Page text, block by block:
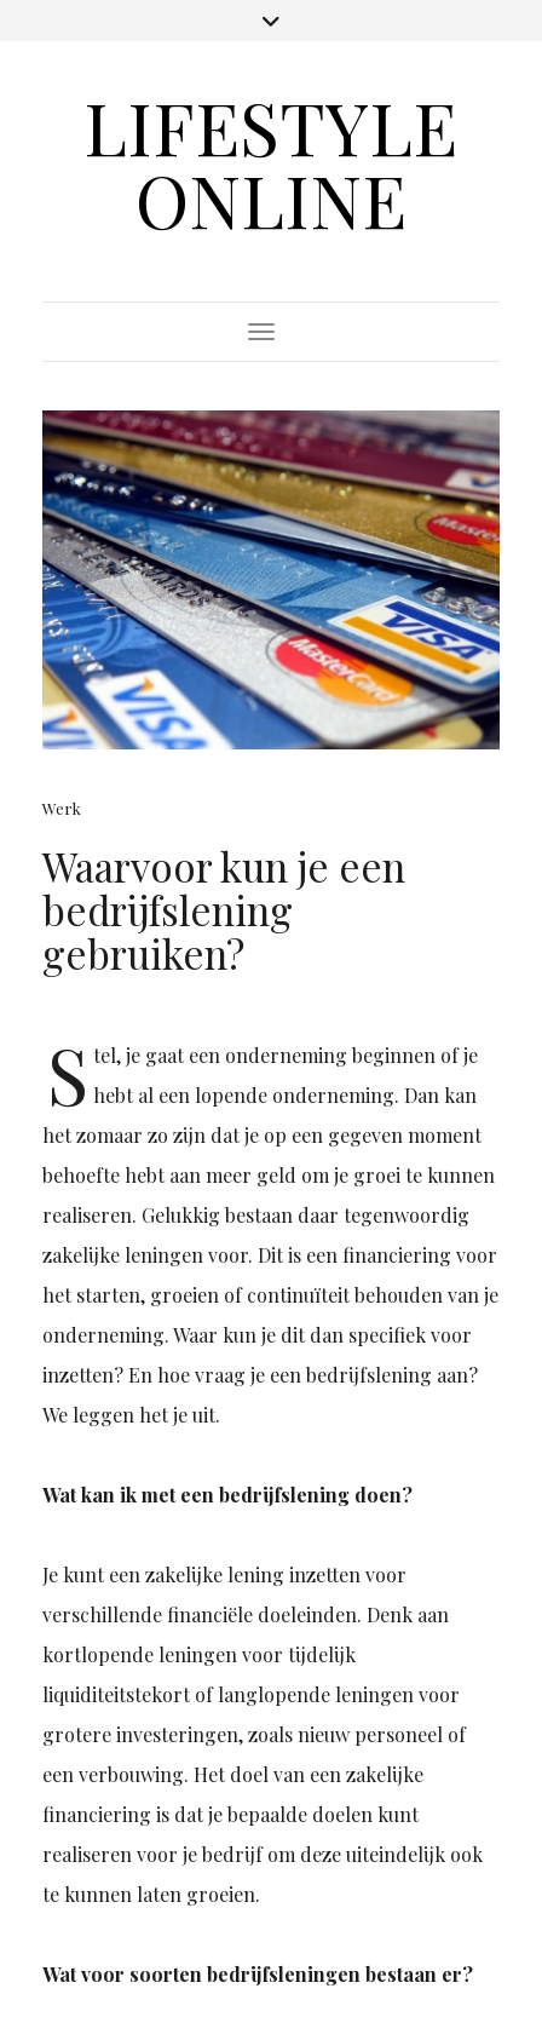
LIFESTYLE
ONLINE
Toggle Navigation
Werk
Waarvoor kun je een
bedrijfslening
gebruiken?
S tel, je gaat een onderneming beginnen of je
hebt al een lopende onderneming. Dan kan
het zomaar zo zijn dat je op een gegeven moment
behoefte hebt aan meer geld om je groei te kunnen
realiseren. Gelukkig bestaan daar tegenwoordig
zakelijke leningen voor. Dit is een financiering voor
het starten, groeien of continuïteit behouden van je
onderneming. Waar kun je dit dan specifiek voor
inzetten? En hoe vraag je een bedrijfslening aan?
We leggen het je uit.
Wat kan ik met een bedrijfslening doen?
Je kunt een zakelijke lening inzetten voor
verschillende financiële doeleinden. Denk aan
kortlopende leningen voor tijdelijk
liquiditeitstekort of langlopende leningen voor
grotere investeringen, zoals nieuw personeel of
een verbouwing. Het doel van een zakelijke
financiering is dat je bepaalde doelen kunt
realiseren voor je bedrijf om deze uiteindelijk ook
te kunnen laten groeien.
Wat voor soorten bedrijfsleningen bestaan er?